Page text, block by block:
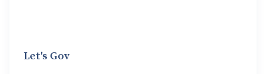
Let's Gov